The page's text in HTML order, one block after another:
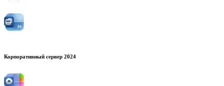
Корпоративный сервер 2024